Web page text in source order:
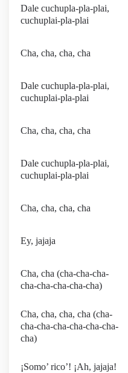
Dale cuchupla-pla-plai,
cuchuplai-pla-plai
Cha, cha, cha, cha
Dale cuchupla-pla-plai,
cuchuplai-pla-plai
Cha, cha, cha, cha
Dale cuchupla-pla-plai,
cuchuplai-pla-plai
Cha, cha, cha, cha
Ey, jajaja
Cha, cha (cha-cha-cha-
cha-cha-cha-cha-cha)
Cha, cha, cha, cha (cha-
cha-cha-cha-cha-cha-cha-
cha)
¡Somo’ rico’! ¡Ah, jajaja!